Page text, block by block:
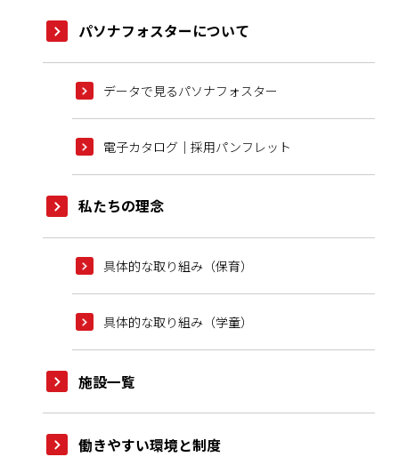
パソナフォスターについて
データで見るパソナフォスター
電子カタログ｜採用パンフレット
私たちの理念
具体的な取り組み（保育）
具体的な取り組み（学童）
施設一覧
働きやすい環境と制度